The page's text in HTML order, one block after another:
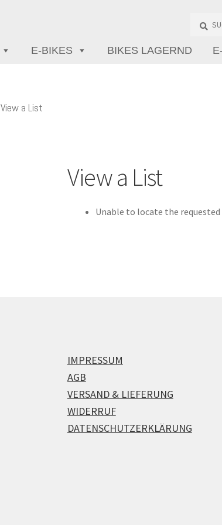
E-BIKES BIKES LAGERND
View a List
View a List
Unable to locate the
IMPRESSUM
AGB
VERSAND & LIEFERUNG
WIDERRUF
DATENSCHUTZERKLÄRUNG